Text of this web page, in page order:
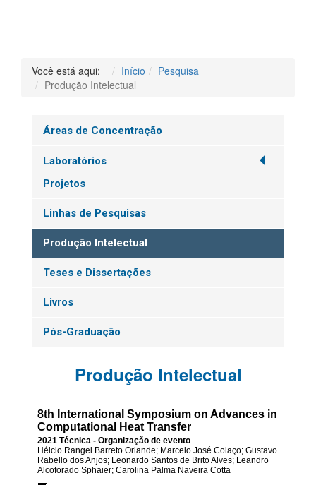
Você está aqui: Início
Pesquisa
Produção Intelectual
Áreas de Concentração
Laboratórios
Projetos
Linhas de Pesquisas
Produção Intelectual
Teses e Dissertações
Livros
Pós-Graduação
Produção Intelectual